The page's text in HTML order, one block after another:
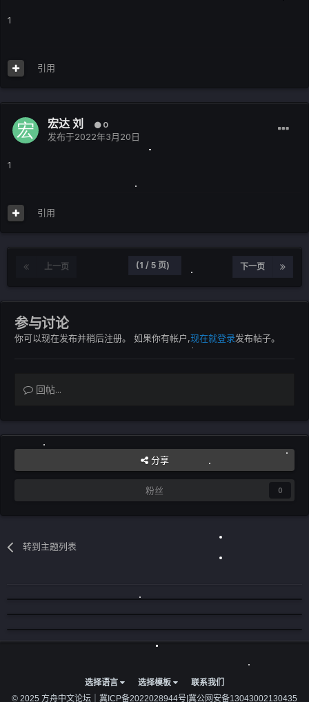
1
引用
宏达 刘 0
发布于2022年3月20日
1
引用
上一页 下一页
(1 / 5 页)
参与讨论
你可以现在发布并稍后注册。 如果你有帐户,现在就登录发布帖子。
回帖...
分享
粉丝 0
转到主题列表
选择语言 选择模板
联系我们
© 2025 方舟中文论坛｜ 冀ICP备2022028944号 冀公网安备13043002130435